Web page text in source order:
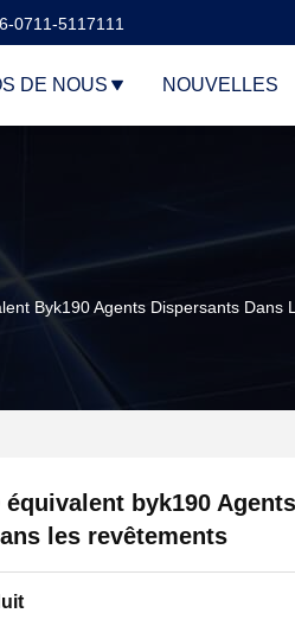
0711-5117111
DE NOUS NOUVELLES
Byk190 Agents Dispersants Dans
équivalent byk190
les revêtements